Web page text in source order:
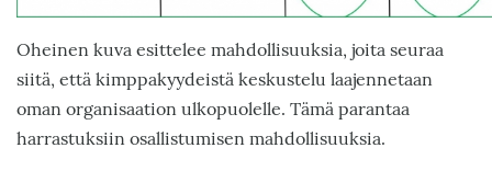
Oheinen kuva esittelee mahdollisuuksia, joita seuraa
siitä, että kimppakyydeistä keskustelu laajennetaan
oman organisaation ulkopuolelle. Tämä parantaa
harrastuksiin osallistumisen mahdollisuuksia.